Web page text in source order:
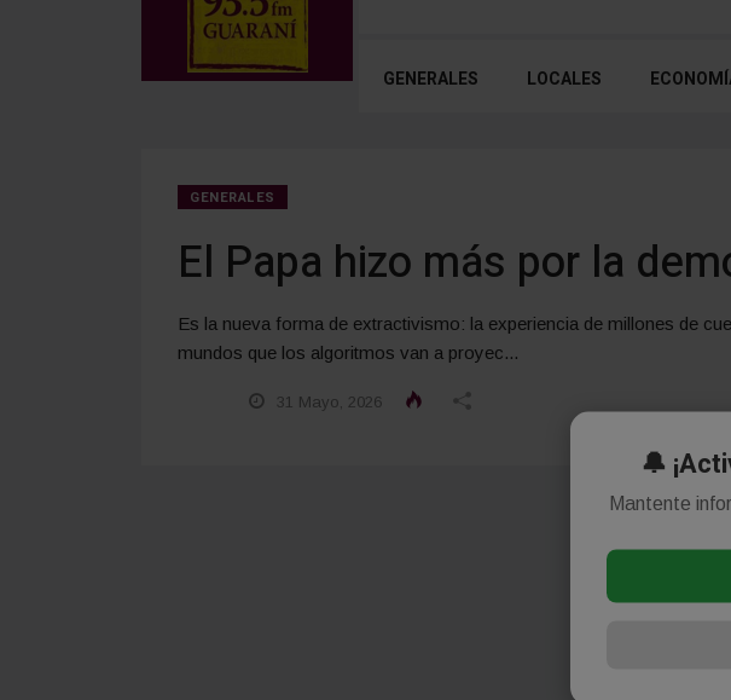
GENERALES LOCALES
GENERALES
El Papa hizo más por la
Es la nueva forma de extractivismo: la experiencia de millones de
mundos que los algoritmos van a proyec...
31 Mayo, 2026
🔔
Mantente